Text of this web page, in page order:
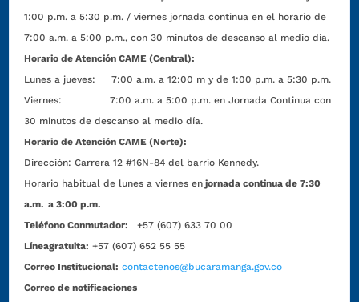
1:00 p.m. a 5:30 p.m. / viernes jornada continua en el horario de
7:00 a.m. a 5:00 p.m., con 30 minutos de descanso al medio día.
Horario de Atención CAME (Central):
Lunes a jueves: 7:00 a.m. a 12:00 m y de 1:00 p.m. a 5:30 p.m.
Viernes: 7:00 a.m. a 5:00 p.m. en Jornada Continua con
30 minutos de descanso al medio día.
Horario de Atención CAME (Norte):
Dirección:Carrera 12 #16N-84 del barrio Kennedy.
Horario habitual de lunes a viernes en jornada continua de 7:30
a.m. a 3:00 p.m.
Teléfono Conmutador:
+57 (607) 633 70 00
Líneagratuita: +57 (607) 652 55 55
Correo Institucional: contactenos@bucaramanga.gov.co
Correo de notificaciones